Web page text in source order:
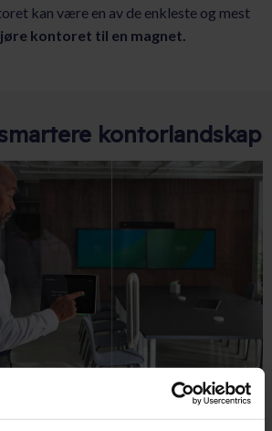
kan være en av de enkleste og mest
kontoret til en magnet.
kontorlandskap